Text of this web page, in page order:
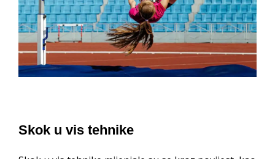
Skok u vis tehnike